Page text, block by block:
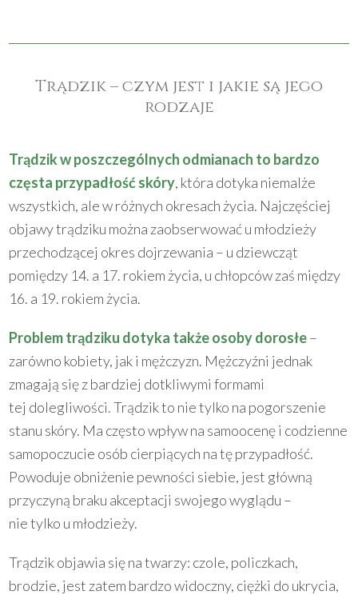
Trądzik – czym jest i jakie są jego
rodzaje
Trądzik w poszczególnych odmianach to bardzo
częsta przypadłość skóry, która dotyka niemalże
wszystkich, ale w różnych okresach życia. Najczęściej
objawy trądziku można zaobserwować u młodzieży
przechodzącej okres dojrzewania – u dziewcząt
pomiędzy 14. a 17. rokiem życia, u chłopców zaś między
16. a 19. rokiem życia.
Problem trądziku dotyka także osoby dorosłe–
zarówno kobiety, jak i mężczyzn. Mężczyźni jednak
zmagają się z bardziej dotkliwymi formami
tej dolegliwości. Trądzik to nie tylko na pogorszenie
stanu skóry. Ma często wpływ na samoocenę i codzienne
samopoczucie osób cierpiących na tę przypadłość.
Powoduje obniżenie pewności siebie, jest główną
przyczyną braku akceptacji swojego wyglądu –
nie tylko u młodzieży.
Trądzik objawia się na twarzy: czole, policzkach,
brodzie, jest zatem bardzo widoczny, ciężki do ukrycia,